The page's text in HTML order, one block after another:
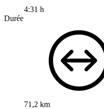
4:31 h
Durée
71,2 km